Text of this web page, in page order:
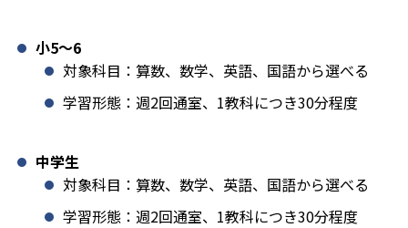
小5〜6
対象科目：算数、数学、英語、国語から選べる
学習形態：週2回通室、1教科につき30分程度
中学生
対象科目：算数、数学、英語、国語から選べる
学習形態：週2回通室、1教科につき30分程度